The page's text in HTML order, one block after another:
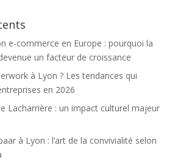
e-commerce en Europe : pourquoi la
un facteur de croissance
à Lyon ? Les tendances qui
en 2026
Lacharrière : un impact culturel majeur
à Lyon : l’art de la convivialité selon